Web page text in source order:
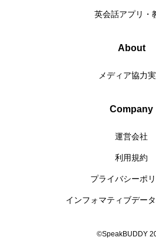
英会話アプリ・
About
メディア協力
Company
運営会社
利用規約
プライバシーポ
インフォマティブデー
©SpeakBUDDY